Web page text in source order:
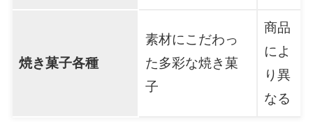
焼き菓子各種
素材にこだわっ
た多彩な焼き菓
子
商品
によ
り異
なる